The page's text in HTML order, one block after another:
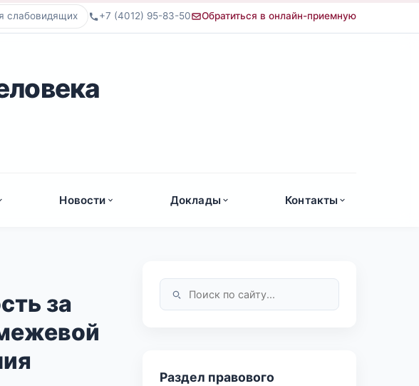
слабовидящих +7 (4012) 95-83-50 Обратиться в онлайн-приемную
Новости Доклады Контакты
за
Раздел правового